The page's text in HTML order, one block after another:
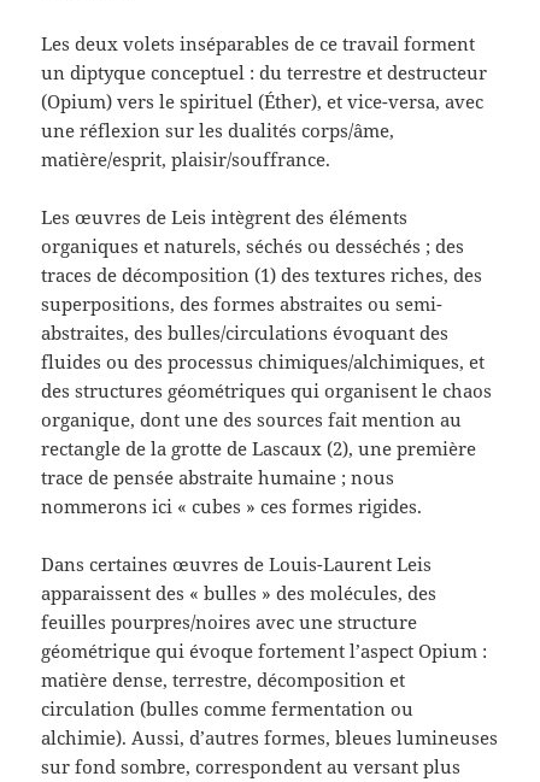
Les deux volets inséparables de ce travail forment
un diptyque conceptuel : du terrestre et destructeur
(Opium) vers le spirituel (Éther), et vice-versa, avec
une réflexion sur les dualités corps/âme,
matière/esprit, plaisir/souffrance.
Les œuvres de Leis intègrent des éléments
organiques et naturels, séchés ou desséchés ; des
traces de décomposition (1) des textures riches, des
superpositions, des formes abstraites ou semi-
abstraites, des bulles/circulations évoquant des
fluides ou des processus chimiques/alchimiques, et
des structures géométriques qui organisent le chaos
organique, dont une des sources fait mention au
rectangle de la grotte de Lascaux (2), une première
trace de pensée abstraite humaine ; nous
nommerons ici « cubes » ces formes rigides.
Dans certaines œuvres de Louis-Laurent Leis
apparaissent des « bulles » des molécules, des
feuilles pourpres/noires avec une structure
géométrique qui évoque fortement l’aspect Opium :
matière dense, terrestre, décomposition et
circulation (bulles comme fermentation ou
alchimie). Aussi, d’autres formes, bleues lumineuses
sur fond sombre, correspondent au versant plus